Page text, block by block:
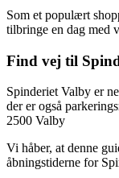
Som et populært
tilbringe en dag med
Find vej til
Spinderiet Valby er
der er også
2500 Valby
Vi håber, at denne
åbningstiderne for